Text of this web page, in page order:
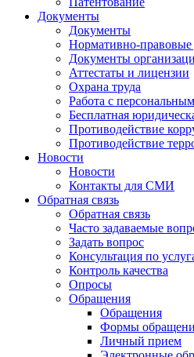
Документы
Документы
Нормативно-
Документы
Аттестаты и лицензии
Охрана труда
Работа с
Бесплатная
Противодействие
Противодействие
Новости
Новости
Контакты для СМИ
Обратная связь
Обратная связь
Часто задаваемые
Задать вопрос
Консультация по
Контроль качества
Опросы
Обращения
Обращения
Формы
Личный прием